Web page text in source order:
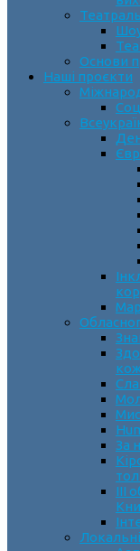
Основи
Наші проєкти
За
ІII
Локальні